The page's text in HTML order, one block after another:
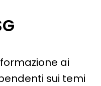
ai
sui temi